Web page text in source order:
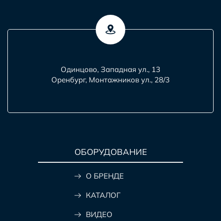
Одинцово, Западная ул., 13
Оренбург, Монтажников ул., 28/3
ОБОРУДОВАНИЕ
О БРЕНДЕ
КАТАЛОГ
ВИДЕО